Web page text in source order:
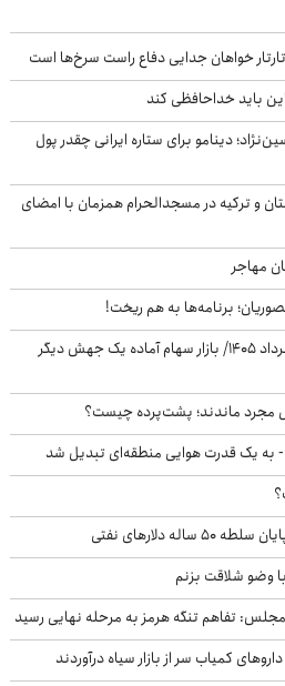
خواهان جدایی دفاع راست سرخ‌ها است
باید خداحافظی کند
دینامو برای ستاره ایرانی چقدر پول
و ترکیه در مسجدالحرام همزمان با امضای
مهاجر
برنامه‌ها به هم ریخت!
پیش‌بینی بورس فردا شنبه ۱۷ مرداد ۱۴۰۵/ بازار سهام آماده یک جهش دیگر
به یک قدرت هوایی منطقه‌ای تبدیل شد
دلارهای نفتی
وضو شلاقت بزنم
تفاهم تنگه هرمز به مرحله نهایی رسید
کمیاب سر از بازار سیاه درآوردند